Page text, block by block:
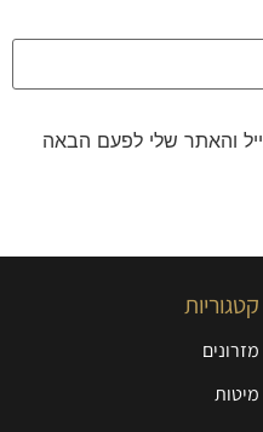
והאתר שלי לפעם הבאה
קטגוריות
מזרונים
מיטות